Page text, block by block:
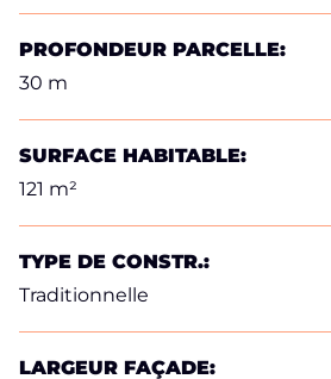
PROFONDEUR PARCELLE:
30 m
SURFACE HABITABLE:
121 m²
TYPE DE CONSTR.:
Traditionnelle
LARGEUR FAÇADE: